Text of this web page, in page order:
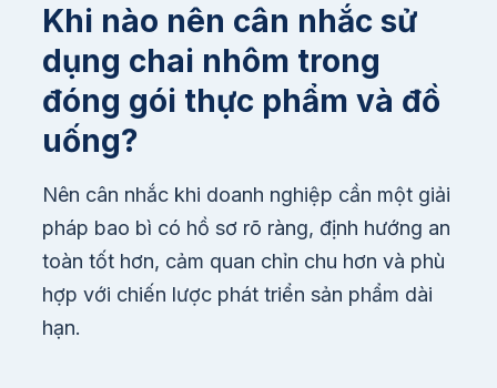
Khi nào nên cân nhắc sử
dụng chai nhôm trong
đóng gói thực phẩm và đồ
uống?
Nên cân nhắc khi doanh nghiệp cần một giải
pháp bao bì có hồ sơ rõ ràng, định hướng an
toàn tốt hơn, cảm quan chỉn chu hơn và phù
hợp với chiến lược phát triển sản phẩm dài
hạn.